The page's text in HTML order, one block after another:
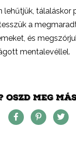
lehűtjük, tálaláskor
a
és
mentalevéllel.
OSZD MEG